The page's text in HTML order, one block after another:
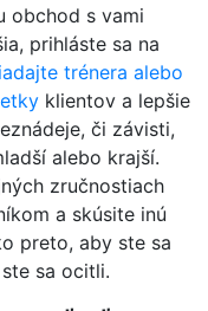
obchod s vami
prihláste sa na
trénera alebo
klientov a lepšie
či závisti,
alebo krajší.
zručnostiach
a skúsite inú
preto, aby ste sa
sa ocitli.